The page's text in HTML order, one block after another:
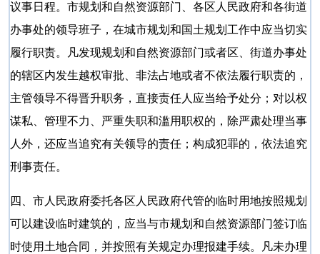
议事日程。市规划和自然资源部门、各区人民政府和各街道
办事处的领导班子，在城市规划和国土规划工作中应当切实
履行职责。凡发现规划和自然资源部门或者区、街道办事处
的辖区内发生越权审批、非法占地或者不依法履行职责的，
主管领导不得晋升职务，直接责任人应当给予处分；对以权
谋私、管理不力、严重失职和滥用职权的，除严肃处理当事
人外，还应当追究有关领导的责任；构成犯罪的，依法追究
刑事责任。
四、市人民政府委托各区人民政府代管的临时用地按照规划
可以建设临时建筑的，应当与市规划和自然资源部门签订临
时使用土地合同，并按照有关规定办理报建手续。凡未办理